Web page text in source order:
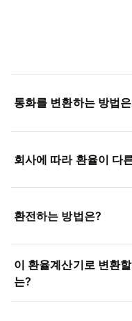
통화를 변환하는 방법
회사에 따라 환율이 다
환전하는 방법은?
이 환율계산기로 변환
는?